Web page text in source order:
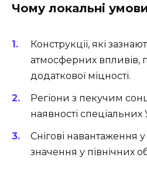
Чому локальні
Конструкції, які
атмосферних впливів,
додаткової міцності.
Регіони з пекучим
наявності спеціальних
Снігові навантаження
значення у північних